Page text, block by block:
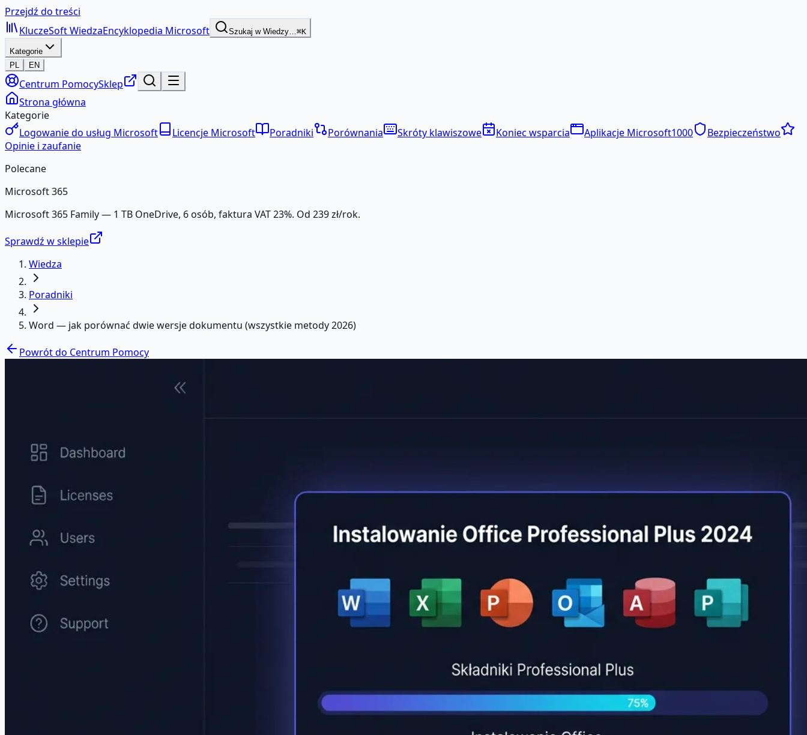
Przejdź do treści
KluczeSoftWiedzaEncyklopedia Microsoft Szukaj w Wiedzy…⌘K
Kategorie
PL
EN
Centrum PomocySklep
Strona główna
Kategorie
Logowanie do usług Microsoft
Licencje Microsoft Poradniki Porównania Skróty klawiszowe Koniec wsparcia Aplikacje Microsoft1000
Bezpieczeństwo
Opinie i zaufanie
Polecane
Microsoft 365
Microsoft 365 Family — 1 TB OneDrive, 6 osób, faktura VAT 23%. Od 239 zł/rok.
Sprawdź w sklepie
Wiedza
Poradniki
Word — jak porównać dwie wersje dokumentu (wszystkie metody 2026)
Powrót do Centrum Pomocy